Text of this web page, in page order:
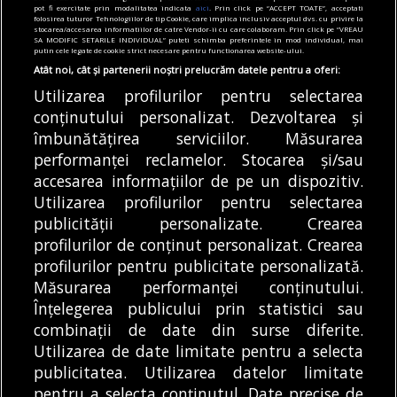
generat de evenimente a fost resimțit la
peste 3 km distanță”
04/08/2026
Articole Justiție Main
A fost clasat dosarul privind moartea Anei
Oroș, femeia ucisă de câini în zona Lacul
Morii. Magistrații spun că „fapta nu este
prevăzută de legea penală” | Libertatea
MODIFICĂ SETĂRILE COOKIES
© Copyright 2025 - Buletin de București.
Găzduit dePresslabs.com. Powered by TRS Design.
Despre
Noi
Media
Kit
Politică De
Confidențialitate
Cookie
Policy (EU)
Cookie
Policy
pot fi exercitate prin modalitatea indicata aici . Prin click pe “ACCEPT TOATE”, acceptati
folosirea tuturor Tehnologiilor de tip Cookie, care implica inclusiv acceptul dvs. cu privire la
stocarea/accesarea informatiilor de catre Vendor-ii cu care colaboram. Prin click pe “VREAU
SA MODIFIC SETARILE INDIVIDUAL” puteti schimba preferintele in mod individual, mai
putin cele legate de cookie strict necesare pentru functionarea website-ului.
Atât noi, cât și partenerii noștri prelucrăm datele pentru a oferi:
Utilizarea profilurilor pentru selectarea
conținutului personalizat. Dezvoltarea și
îmbunătățirea serviciilor. Măsurarea
performanței reclamelor. Stocarea și/sau
accesarea informațiilor de pe un dispozitiv.
Utilizarea profilurilor pentru selectarea
publicității personalizate. Crearea
profilurilor de conținut personalizat. Crearea
profilurilor pentru publicitate personalizată.
Măsurarea performanței conținutului.
Înțelegerea publicului prin statistici sau
combinații de date din surse diferite.
Utilizarea de date limitate pentru a selecta
publicitatea. Utilizarea datelor limitate